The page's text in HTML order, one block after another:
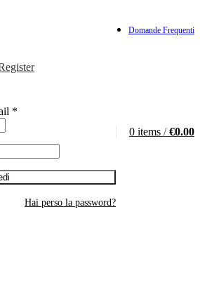
Domande Frequenti
*
Hai perso la password?
0 items / €0.00